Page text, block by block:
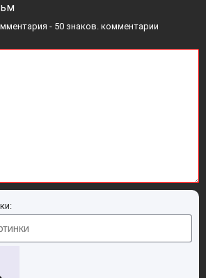
- 50 знаков. комментарии